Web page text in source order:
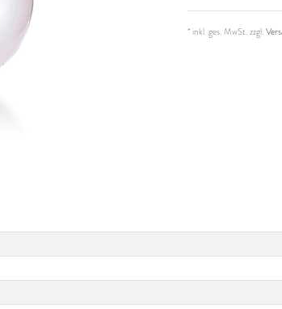
* inkl. ges. MwSt. zzgl.